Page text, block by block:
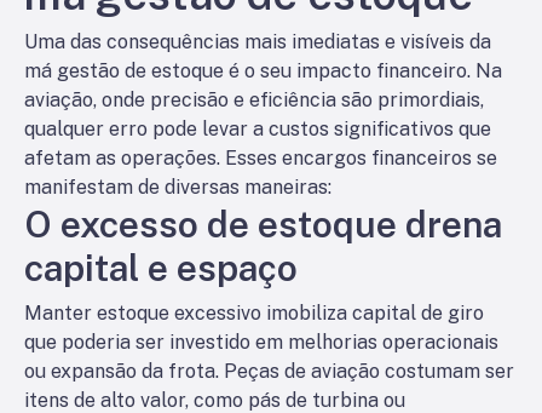
Uma das consequências mais imediatas e visíveis da
má gestão de estoque é o seu impacto financeiro. Na
aviação, onde precisão e eficiência são primordiais,
qualquer erro pode levar a custos significativos que
afetam as operações. Esses encargos financeiros se
manifestam de diversas maneiras:
O excesso de estoque drena
capital e espaço
Manter estoque excessivo imobiliza capital de giro
que poderia ser investido em melhorias operacionais
ou expansão da frota. Peças de aviação costumam ser
itens de alto valor, como pás de turbina ou